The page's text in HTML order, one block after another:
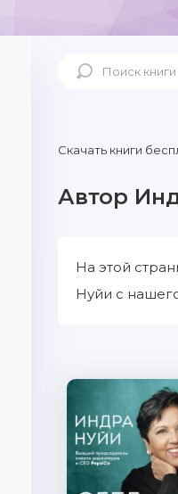
Скачать книги
Автор
На этой
Нуйи с